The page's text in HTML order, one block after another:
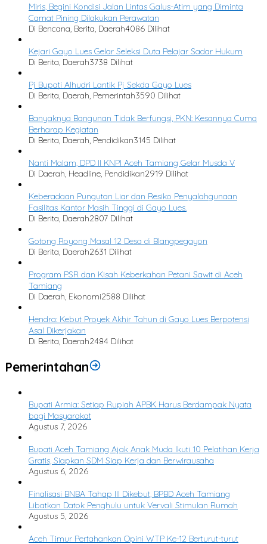
Miris, Begini Kondisi Jalan Lintas Galus-Atim yang Diminta
Camat Pining Dilakukan Perawatan
Di Bencana, Berita, Daerah4086 Dilihat
Kejari Gayo Lues Gelar Seleksi Duta Pelajar Sadar Hukum
Di Berita, Daerah3738 Dilihat
Pj Bupati Alhudri Lantik Pj Sekda Gayo Lues
Di Berita, Daerah, Pemerintah3590 Dilihat
Banyaknya Bangunan Tidak Berfungsi, PKN: Kesannya Cuma
Berharap Kegiatan
Di Berita, Daerah, Pendidikan3145 Dilihat
Nanti Malam, DPD II KNPI Aceh Tamiang Gelar Musda V
Di Daerah, Headline, Pendidikan2919 Dilihat
Keberadaan Pungutan Liar dan Resiko Penyalahgunaan
Fasilitas Kantor Masih Tinggi di Gayo Lues.
Di Berita, Daerah2807 Dilihat
Gotong Royong Masal 12 Desa di Blangpegayon
Di Berita, Daerah2631 Dilihat
Program PSR dan Kisah Keberkahan Petani Sawit di Aceh
Tamiang
Di Daerah, Ekonomi2588 Dilihat
Hendra: Kebut Proyek Akhir Tahun di Gayo Lues Berpotensi
Asal Dikerjakan
Di Berita, Daerah2484 Dilihat
Pemerintahan
Bupati Armia: Setiap Rupiah APBK Harus Berdampak Nyata
bagi Masyarakat
Agustus 7, 2026
Bupati Aceh Tamiang Ajak Anak Muda Ikuti 10 Pelatihan Kerja
Gratis, Siapkan SDM Siap Kerja dan Berwirausaha
Agustus 6, 2026
Finalisasi BNBA Tahap III Dikebut, BPBD Aceh Tamiang
Libatkan Datok Penghulu untuk Vervali Stimulan Rumah
Agustus 5, 2026
Aceh Timur Pertahankan Opini WTP Ke-12 Berturut-turut